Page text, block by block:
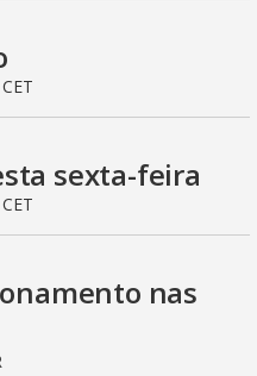
sexta-feira
nas